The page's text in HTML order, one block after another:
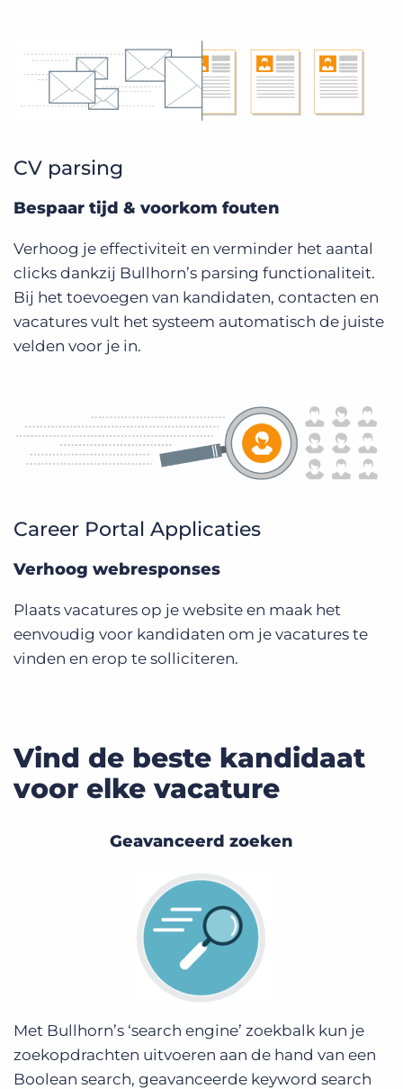
CV parsing
Bespaar tijd & voorkom fouten
Verhoog je effectiviteit en verminder het aantal
clicks dankzij Bullhorn’s parsing functionaliteit.
Bij het toevoegen van kandidaten, contacten en
vacatures vult het systeem automatisch de juiste
velden voor je in.
Career Portal Applicaties
Verhoog webresponses
Plaats vacatures op je website en maak het
eenvoudig voor kandidaten om je vacatures te
vinden en erop te solliciteren.
Vind de beste kandidaat
voor elke vacature
Geavanceerd zoeken
Met Bullhorn’s ‘search engine’ zoekbalk kun je
zoekopdrachten uitvoeren aan de hand van een
Boolean search, geavanceerde keyword search